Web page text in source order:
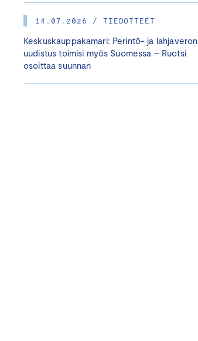
14.07.2026 / TIEDOTTEET
Keskuskauppakamari: Perintö- ja lahjaveron
uudistus toimisi myös Suomessa – Ruotsi
osoittaa suunnan